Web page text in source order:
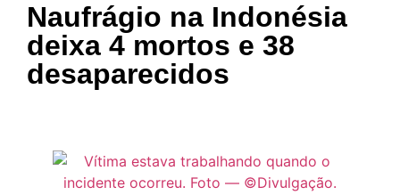
Naufrágio na Indonésia
deixa 4 mortos e 38
desaparecidos